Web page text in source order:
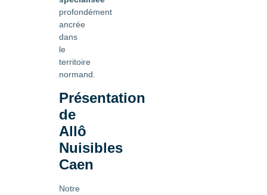
profondément
ancrée
dans
le
territoire
normand.
Présentation
de
Allô
Nuisibles
Caen
Notre